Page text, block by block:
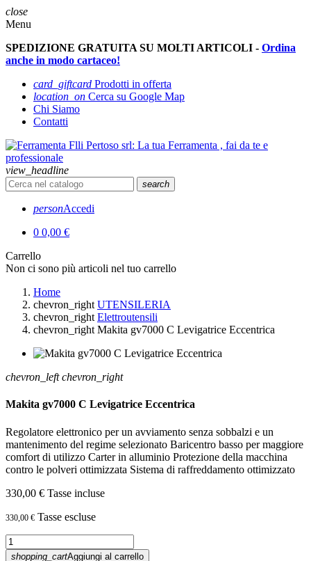
close
Menu
SPEDIZIONE GRATUITA SU MOLTI ARTICOLI - Ordina
anche in modo cartaceo!
card_giftcard Prodotti in offerta
location_on Cerca su Google Map
Chi Siamo
Contatti
view_headline
search
personAccedi
0 0,00 €
Carrello
Non ci sono più articoli nel tuo carrello
Home
chevron_right UTENSILERIA
chevron_right Elettroutensili
chevron_right Makita gv7000 C Levigatrice Eccentrica
chevron_left chevron_right
Makita gv7000 C Levigatrice Eccentrica
Regolatore elettronico per un avviamento senza sobbalzi e un
mantenimento del regime selezionato Baricentro basso per maggiore
comfort di utilizzo Carter in alluminio Protezione della macchina
contro le polveri ottimizzata Sistema di raffreddamento ottimizzato
330,00 € Tasse incluse
330,00 € Tasse escluse
shopping_cartAggiungi al carrello